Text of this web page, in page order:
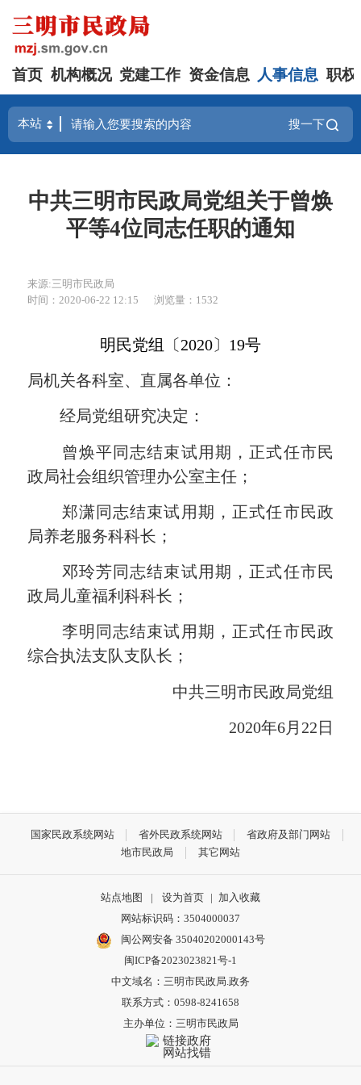
首页 机构概况 党建工作 资金信息 人事信息 职权
搜一下
中共三明市民政局党组关于曾焕
平等4位同志任职的通知
来源:三明市民政局
时间：2020-06-22 12:15
浏览量：1532
明民党组〔2020〕19号
局机关各科室、直属各单位：
经局党组研究决定：
曾焕平同志结束试用期，正式任市民
政局社会组织管理办公室主任；
郑潇同志结束试用期，正式任市民政
局养老服务科科长；
邓玲芳同志结束试用期，正式任市民
政局儿童福利科科长；
李明同志结束试用期，正式任市民政
综合执法支队支队长；
中共三明市民政局党组
2020年6月22日
国家民政系统网站 省外民政系统网站
省政府及部门网站
地市民政局
其它网站
站点地图 | 设为首页 | 加入收藏
网站标识码：3504000037
闽公网安备 35040202000143号
闽ICP备2023023821号-1
中文域名：三明市民政局.政务
联系方式：0598-8241658
主办单位：三明市民政局